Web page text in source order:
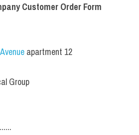
Customer Order Form
Avenue apartment 12
Group